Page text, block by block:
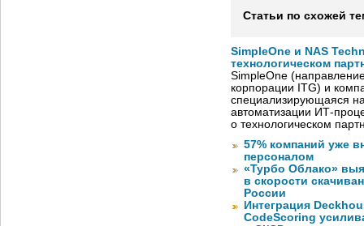
Статьи по схожей
SimpleOne и NAS
технологическом
SimpleOne
корпорации ITG) и
специализирующаяся
автоматизации ИТ-
о технологическом
57% компаний уже
персоналом
«Турбо Облако»
в скорости
России
Интеграция
CodeScoring